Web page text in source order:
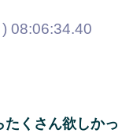
08:06:34.40
たくさん欲しかっ